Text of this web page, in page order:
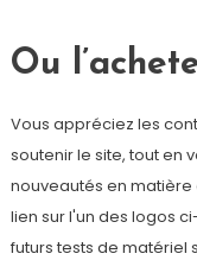
Ou
Vous appréciez les
soutenir le site, tout en
nouveautés en matière
lien sur l'un des logos
futurs tests de matériel